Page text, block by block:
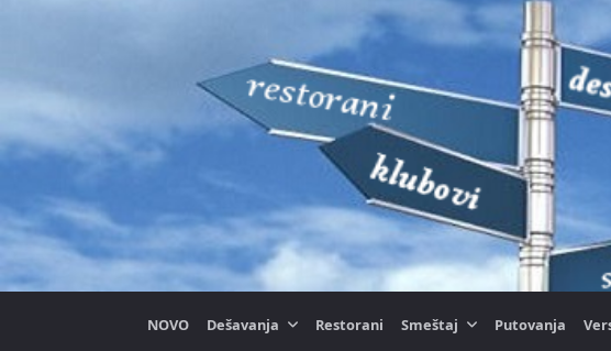
NOVO Dešavanja Restorani Smeštaj Putovanja